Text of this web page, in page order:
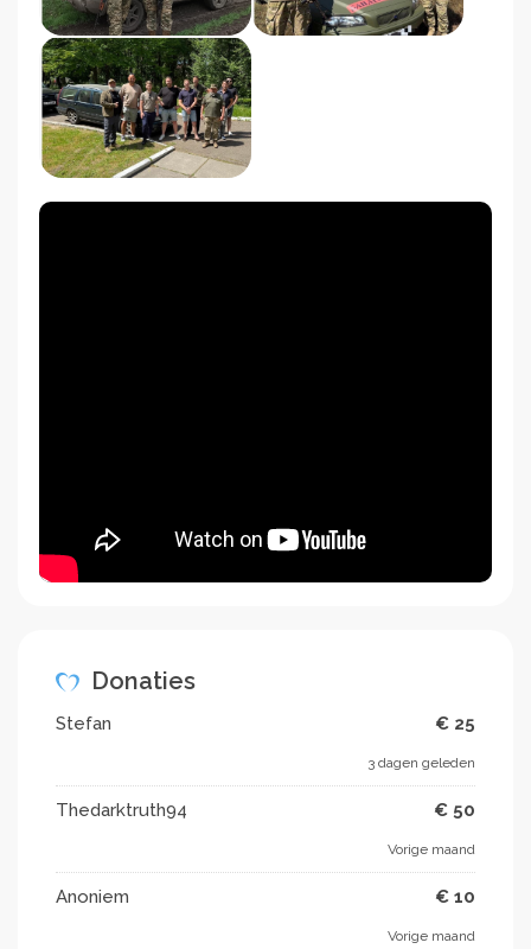
Donaties
Stefan € 25
3 dagen geleden
Thedarktruth94 € 50
Vorige maand
Anoniem € 10
Vorige maand